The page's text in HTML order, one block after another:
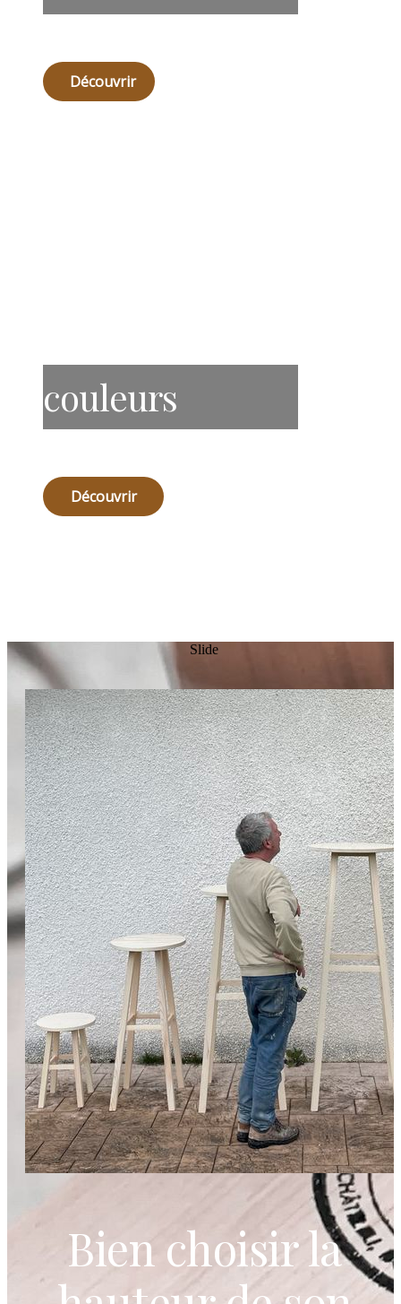
Découvrir
couleurs
Découvrir
Slide
Bien choisir la